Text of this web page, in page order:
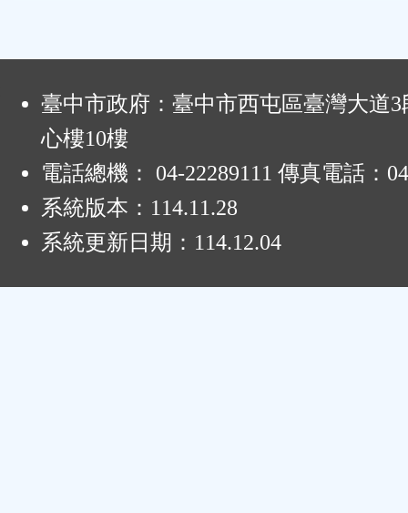
臺中市政府：臺中市西屯區臺灣大道3
心樓10樓
電話總機： 04-22289111 傳真電話：
系統版本： 114.11.28
系統更新日期： 114.12.04